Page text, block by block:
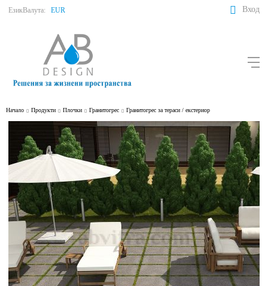
ЕзикВалута: EUR Вход
Начало Продукти Плочки Гранитогрес Гранитогрес за тераси / екстериор